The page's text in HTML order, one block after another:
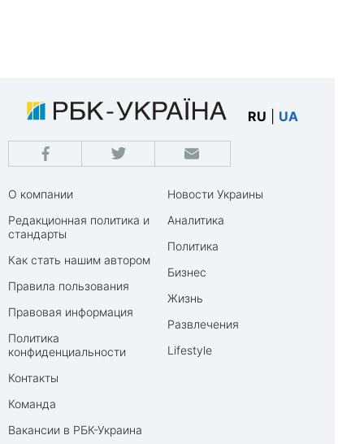
RU UA
О компании
Редакционная политика и
стандарты
Как стать нашим автором
Правила пользования
Правовая информация
Политика
конфиденциальности
Контакты
Команда
Вакансии в РБК-Украина
Новости Украины
Аналитика
Политика
Бизнес
Жизнь
Развлечения
Lifestyle